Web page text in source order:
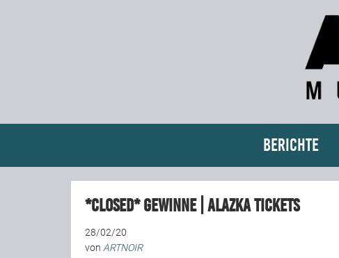
Berichte
*closed* Gewinne | ALAZKA Tickets
28/02/20
von ARTNOIR